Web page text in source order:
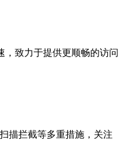
，致力于提供更顺畅的访问
描拦截等多重措施，关注